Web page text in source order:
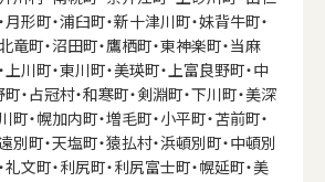
月形町・浦臼町・新十津川町・妹背牛町・
竜町・沼田町・鷹栖町・東神楽町・当麻
上川町・東川町・美瑛町・上富良野町・中
・占冠村・和寒町・剣淵町・下川町・美深
町・幌加内町・増毛町・小平町・苫前町・
別町・天塩町・猿払村・浜頓別町・中頓別
礼文町・利尻町・利尻富士町・幌延町・美